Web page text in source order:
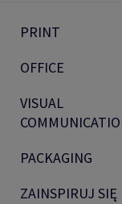
PRINT
OFFICE
VISUAL
PACKAGING
ZAINSPIRUJ SIĘ